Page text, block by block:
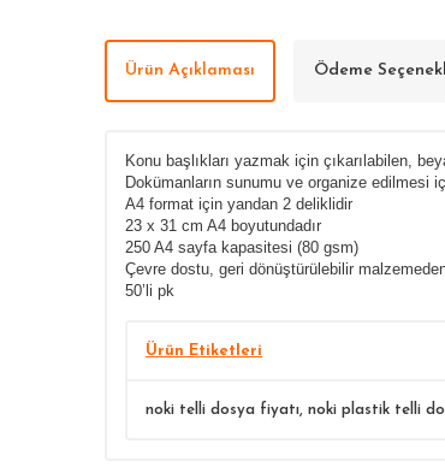
Ürün Açıklaması Ödeme
Konu başlıkları yazmak için çıkarılabilen,
Dokümanların sunumu ve organize edilmesi
A4 format için yandan 2 deliklidir
23 x 31 cm A4 boyutundadır
250 A4 sayfa kapasitesi (80 gsm)
Çevre dostu, geri dönüştürülebilir
50’li pk
Ürün Etiketleri
noki telli dosya fiyatı, noki plastik telli